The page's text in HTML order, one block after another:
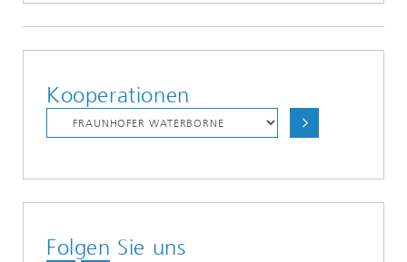
Kooperationen
Folgen Sie uns